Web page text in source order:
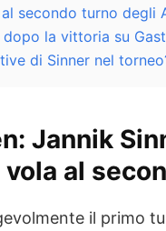
secondo turno degli
la vittoria su
di Sinner nel
Jannik
al
il primo